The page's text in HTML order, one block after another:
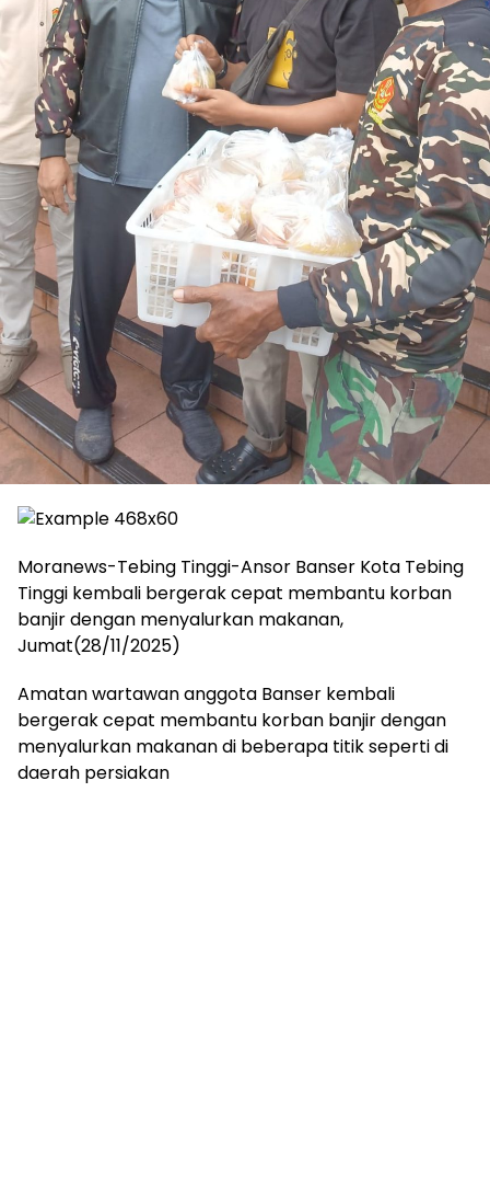
Moranews-Tebing Tinggi-Ansor Banser Kota Tebing
Tinggi kembali bergerak cepat membantu korban
banjir dengan menyalurkan makanan,
Jumat(28/11/2025)
Amatan wartawan anggota Banser kembali
bergerak cepat membantu korban banjir dengan
menyalurkan makanan di beberapa titik seperti di
daerah persiakan